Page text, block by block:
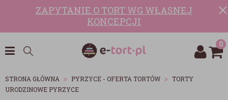
ZAPYTANIE O TORT WG WŁASNEJ
KONCEPCJI
0
STRONA GŁÓWNA PYRZYCE - OFERTA TORTÓW
TORTY
URODZINOWE PYRZYCE